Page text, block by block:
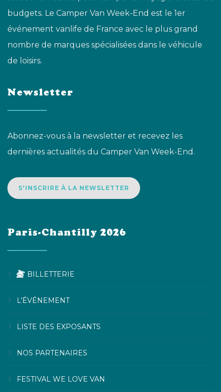
budgets. Le Camper Van Week-End est le 1er
événement vanlife de France avec le plus grand
nombre de marques spécialisées dans le véhicule
de loisirs.
Newsletter
Abonnez-vous à la newsletter et recevez les
dernières actualités du Camper Van Week-End.
S'INSCRIRE À LA NEWSLETTER
Paris-Chantilly 2026
BILLETTERIE
L’ÉVÉNEMENT
LISTE DES EXPOSANTS
NOS PARTENAIRES
FESTIVAL WE LOVE VAN